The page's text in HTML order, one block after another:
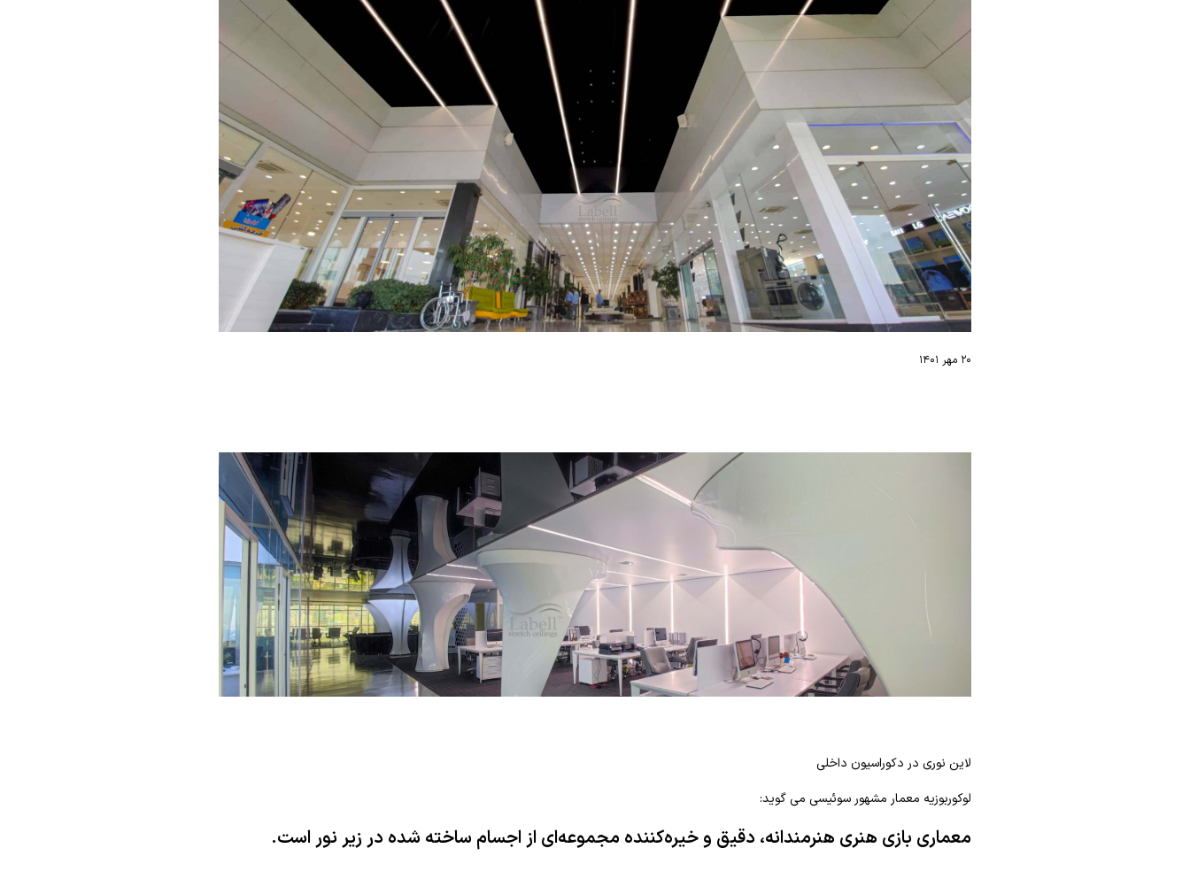
۲۰ مهر ۱۴۰۱
لاین نوری در دکوراسیون داخلی
لوکوربوزیه معمار مشهور سوئیسی می گوید:
معماری بازی هنری هنرمندانه، دقیق و خیره‌کننده مجموعه‌ای از اجسام ساخته شده در زیر نور است.